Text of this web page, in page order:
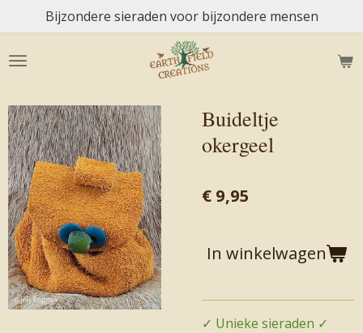
direct
naar
Bijzondere sieraden voor bijzondere mensen
Buideltje
okergeel
€ 9,95
In winkelwagen
✓ Unieke sieraden ✓